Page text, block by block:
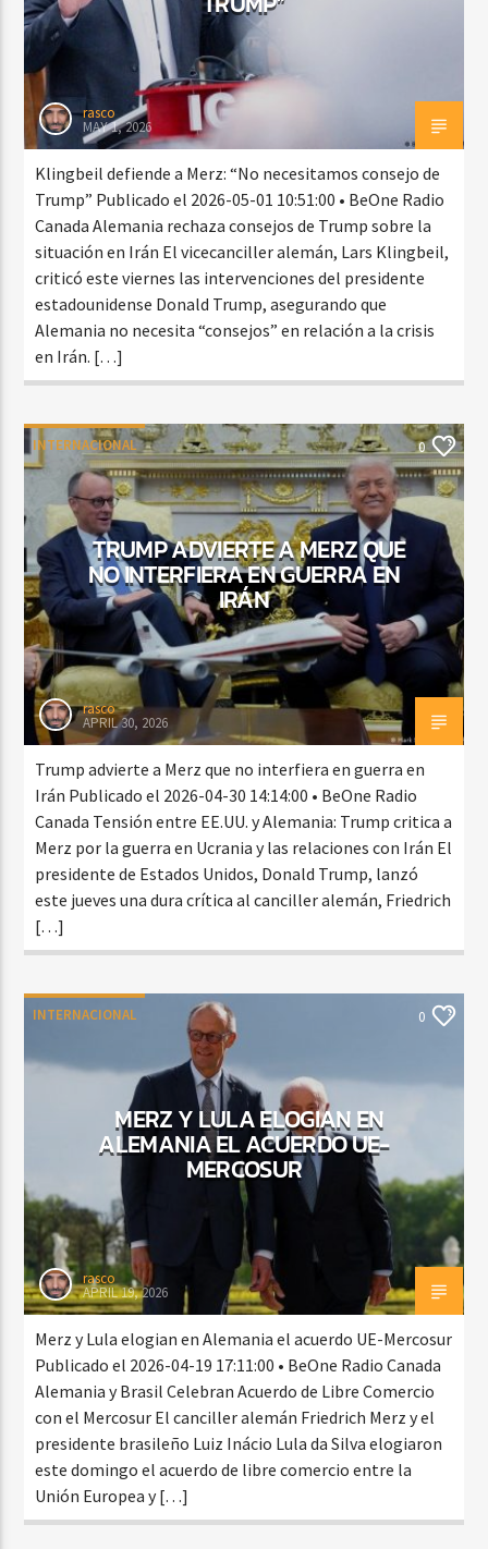
rasco
MAY 1, 2026
Klingbeil defiende a Merz: “No necesitamos consejo de
Trump” Publicado el 2026-05-01 10:51:00 • BeOne Radio
Canada Alemania rechaza consejos de Trump sobre la
situación en Irán El vicecanciller alemán, Lars Klingbeil,
criticó este viernes las intervenciones del presidente
estadounidense Donald Trump, asegurando que
Alemania no necesita “consejos” en relación a la crisis
en Irán. […]
INTERNACIONAL 0
TRUMP ADVIERTE A MERZ QUE
NO INTERFIERA EN GUERRA EN
IRÁN
rasco
APRIL 30, 2026
Trump advierte a Merz que no interfiera en guerra en
Irán Publicado el 2026-04-30 14:14:00 • BeOne Radio
Canada Tensión entre EE.UU. y Alemania: Trump critica a
Merz por la guerra en Ucrania y las relaciones con Irán El
presidente de Estados Unidos, Donald Trump, lanzó
este jueves una dura crítica al canciller alemán, Friedrich
[…]
INTERNACIONAL 0
MERZ Y LULA ELOGIAN EN
ALEMANIA EL ACUERDO UE-
MERCOSUR
rasco
APRIL 19, 2026
Merz y Lula elogian en Alemania el acuerdo UE-Mercosur
Publicado el 2026-04-19 17:11:00 • BeOne Radio Canada
Alemania y Brasil Celebran Acuerdo de Libre Comercio
con el Mercosur El canciller alemán Friedrich Merz y el
presidente brasileño Luiz Inácio Lula da Silva elogiaron
este domingo el acuerdo de libre comercio entre la
Unión Europea y […]